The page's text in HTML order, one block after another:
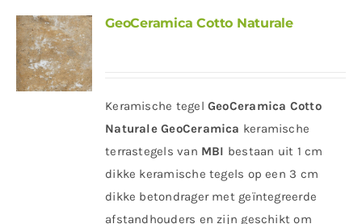
GeoCeramica Cotto Naturale
Keramische tegel GeoCeramica Cotto
Naturale GeoCeramica keramische
terrastegels van MBI bestaan uit 1 cm
dikke keramische tegels op een 3 cm
dikke betondrager met geïntegreerde
afstandhouders en zijn geschikt om